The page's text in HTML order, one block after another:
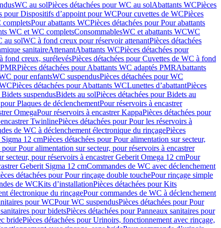
WC au solPièces détachées pour WC au solAbattants WCPièces
pour Dispositifs d’appoint pour WCPour cuvettes de WCPièces
completsPour abattants WCPièces détachées pour Pour abattants
WC et WC completsConsommablesWC et abattants WCWC
au solWC à fond creux pour réservoir attenantPièces détachées
sanitaireAttenantAbattants WCPièces détachées pour
fond creux, surélevésPièces détachées pour Cuvettes de WC à fond
Pièces détachées pour Abattants WC adaptés PMRAbattants
pour enfantsWC suspendusPièces détachées pour WC
Pièces détachées pour Abattants WCLunettes d’abattantPièces
suspendusBidets au solPièces détachées pour Bidets au
Plaques de déclenchementPour réservoirs à encastrer
OmegaPour réservoirs à encastrer KappaPièces détachées pour
TwinlinePièces détachées pour Pour les réservoirs à
de WC à déclenchement électronique du rinçagePièces
12 cmPièces détachées pour Pour alimentation sur secteur,
pour Pour alimentation sur secteur, pour réservoirs à encastrer
secteur, pour réservoirs à encastrer Geberit Omega 12 cmPour
Geberit Sigma 12 cmCommandes de WC avec déclenchement
détachées pour Pour rinçage double touchePour rinçage simple
de WCKits d’installationPièces détachées pour Kits
électronique du rinçagePour commandes de WC à déclenchement
pour WCPour WC suspendusPièces détachées pour Pour
pour bidetsPièces détachées pour Panneaux sanitaires pour
bridePièces détachées pour Urinoirs, fonctionnement avec rinçage,